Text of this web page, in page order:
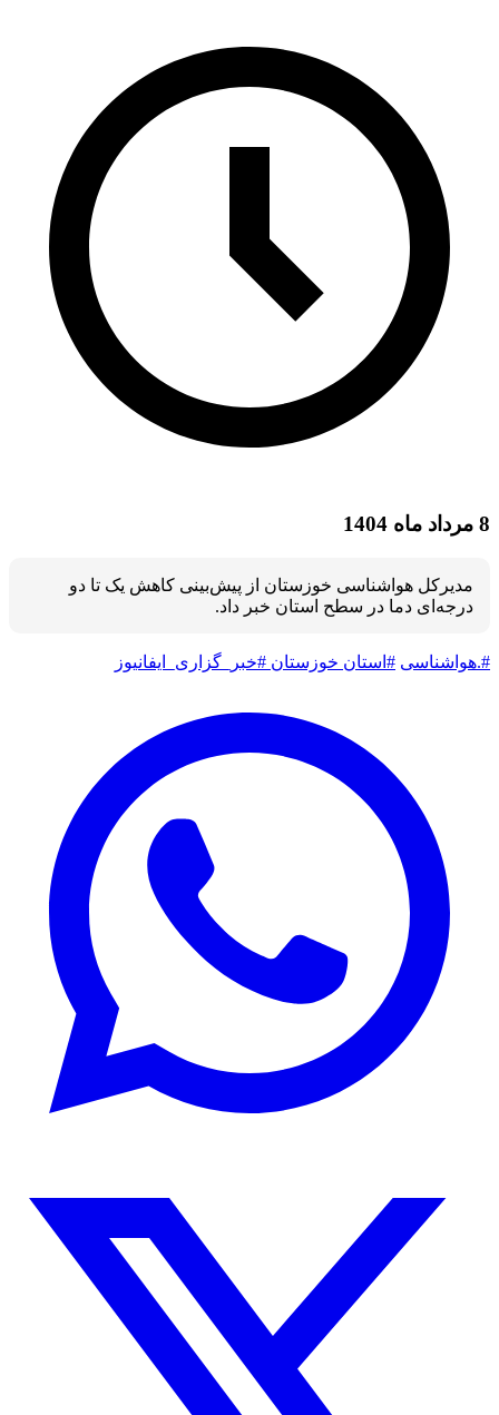
8 مرداد ماه 1404
مدیرکل هواشناسی خوزستان از پیش‌بینی کاهش یک تا دو
درجه‌ای دما در سطح استان خبر داد.
#.هواشناسی #استان خوزستان #خبر_گزاری_ایفانیوز